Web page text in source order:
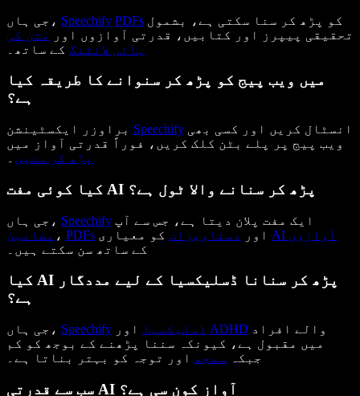
جی ہاں، Speechify PDFs
تحقیقی پیپرز اور کتابیں، قدرتی آوازوں اور
متن کی
ہائی لائٹنگ کے ساتھ۔
میں ویب پیج کو پڑھ کر سنوانے کا طریقہ کیا
ہے؟
Speechify
ویب پیج پر پلے بٹن کلک کریں، فوراً قدرتی آواز میں
پڑھ کر سنیں
کیا کوئی مفت AI پڑھ کر سنانے والا ٹول ہے؟
جی ہاں، Speechify ایک مفت پلان دیتا ہے، جس سے آپ
مضامین ، PDFs اور دستاویزات
AI آوازوں
کے ساتھ سن سکتے ہیں۔
کیا AI پڑھ کر سنانا ڈسلیکسیا کے لیے مددگار
ہے؟
جی ہاں، Speechify ڈسلیکسیا ADHD
میں مقبول ہے، کیونکہ سننا پڑھنے کے بوجھ کو کم
جبکہ سمجھ اور توجہ کو بہتر بناتا ہے۔
سب سے قدرتی AI آواز کون سی ہے؟